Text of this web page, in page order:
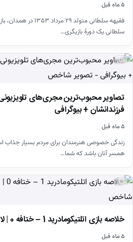
۵ ماه قبل
فقیهه سلطانی متولد
سلطانی یک دورهٔ بازیگری…
اخبار
تصاویر محبوب‌ترین مجری‌های
فرزندانشان + بیوگرافی
۵ ماه قبل
زندگی خصوصی هنرمندان برای مردم بسیار
همسر آنان باشد که شما…
اخبار
خلاصه بازی اتلتیکومادرید 1 – ختافه 0 | لالیگا اسپانیا
۵ ماه قبل